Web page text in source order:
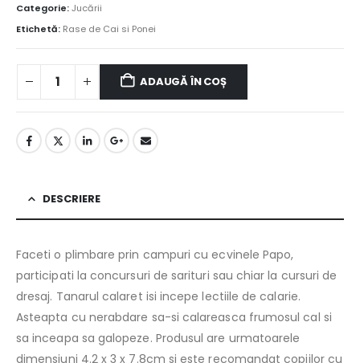
Categorie:Jucării
Etichetă: Rase de Cai si Ponei
ADAUGĂ ÎN COȘ
DESCRIERE
Faceti o plimbare prin campuri cu ecvinele Papo,
participati la concursuri de sarituri sau chiar la cursuri de
dresaj. Tanarul calaret isi incepe lectiile de calarie.
Asteapta cu nerabdare sa-si calareasca frumosul cal si
sa inceapa sa galopeze. Produsul are urmatoarele
dimensiuni 4.2 x 3 x 7.8cm si este recomandat copiilor cu